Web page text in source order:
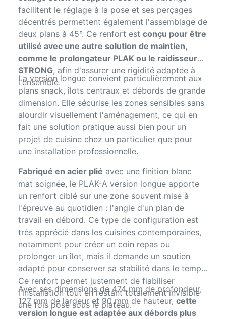
facilitent le réglage à la pose et ses perçages
décentrés permettent également l'assemblage de
deux plans à 45°. Ce renfort est conçu pour être
utilisé avec une autre solution de maintien,
comme le prolongateur PLAK ou le raidisseur
STRONG, afin d'assurer une rigidité adaptée à
l'ensemble.
La version longue convient particulièrement aux
plans snack, îlots centraux et débords de grande
dimension. Elle sécurise les zones sensibles sans
alourdir visuellement l'aménagement, ce qui en
fait une solution pratique aussi bien pour un
projet de cuisine chez un particulier que pour
une installation professionnelle.
Fabriqué en acier plié avec une finition blanc
mat soignée, le PLAK-A version longue apporte
un renfort ciblé sur une zone souvent mise à
l'épreuve au quotidien : l'angle d'un plan de
travail en débord. Ce type de configuration est
très apprécié dans les cuisines contemporaines,
notamment pour créer un coin repas ou
prolonger un îlot, mais il demande un soutien
adapté pour conserver sa stabilité dans le temps.
Ce renfort permet justement de fiabiliser
l'installation tout en restant totalement invisible
une fois posé sous le plateau.
Avec ses dimensions de 474 mm de profondeur,
127 mm de largeur et 90 mm de hauteur, cette
version longue est adaptée aux débords plus